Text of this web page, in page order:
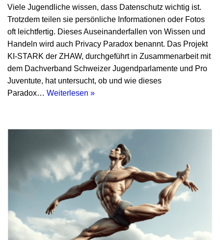
Viele Jugendliche wissen, dass Datenschutz wichtig ist.
Trotzdem teilen sie persönliche Informationen oder Fotos
oft leichtfertig. Dieses Auseinanderfallen von Wissen und
Handeln wird auch Privacy Paradox benannt. Das Projekt
KI-STARK der ZHAW, durchgeführt in Zusammenarbeit mit
dem Dachverband Schweizer Jugendparlamente und Pro
Juventute, hat untersucht, ob und wie dieses
Paradox… Weiterlesen »